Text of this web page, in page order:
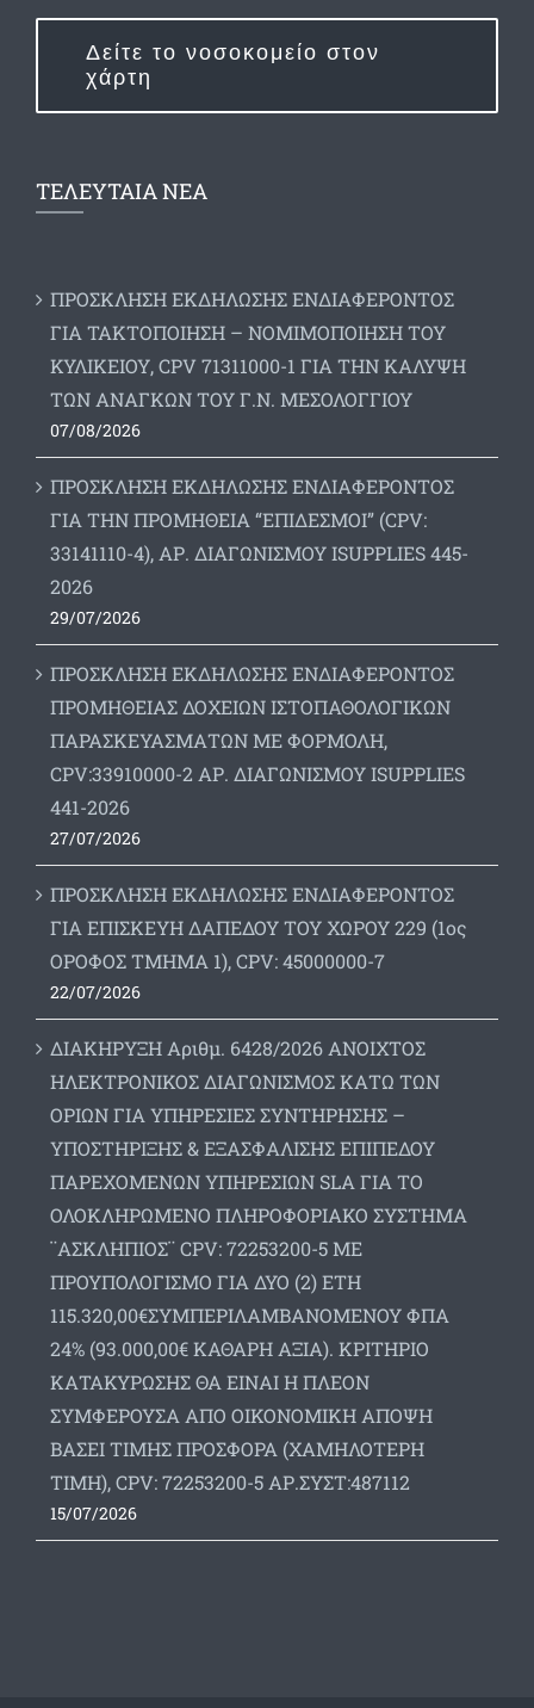
Δείτε το νοσοκομείο στον
χάρτη
ΤΕΛΕΥΤΑΙΑ ΝΕΑ
ΠΡΟΣΚΛΗΣΗ ΕΚΔΗΛΩΣΗΣ ΕΝΔΙΑΦΕΡΟΝΤΟΣ
ΓΙΑ ΤΑΚΤΟΠΟΙΗΣΗ – ΝΟΜΙΜΟΠΟΙΗΣΗ ΤΟΥ
ΚΥΛΙΚΕΙΟΥ, CPV 71311000-1 ΓΙΑ ΤΗΝ ΚΑΛΥΨΗ
ΤΩΝ ΑΝΑΓΚΩΝ ΤΟΥ Γ.Ν. ΜΕΣΟΛΟΓΓΙΟΥ
07/08/2026
ΠΡΟΣΚΛΗΣΗ ΕΚΔΗΛΩΣΗΣ ΕΝΔΙΑΦΕΡΟΝΤΟΣ
ΓΙΑ ΤΗΝ ΠΡΟΜΗΘΕΙΑ “ΕΠΙΔΕΣΜΟΙ” (CPV:
33141110-4), ΑΡ. ΔΙΑΓΩΝΙΣΜΟΥ ISUPPLIES 445-
2026
29/07/2026
ΠΡΟΣΚΛΗΣΗ ΕΚΔΗΛΩΣΗΣ ΕΝΔΙΑΦΕΡΟΝΤΟΣ
ΠΡΟΜΗΘΕΙΑΣ ΔΟΧΕΙΩΝ ΙΣΤΟΠΑΘΟΛΟΓΙΚΩΝ
ΠΑΡΑΣΚΕΥΑΣΜΑΤΩΝ ΜΕ ΦΟΡΜΟΛΗ,
CPV:33910000-2 ΑΡ. ΔΙΑΓΩΝΙΣΜΟΥ ΙSUPPLIES
441-2026
27/07/2026
ΠΡΟΣΚΛΗΣΗ ΕΚΔΗΛΩΣΗΣ ΕΝΔΙΑΦΕΡΟΝΤΟΣ
ΓΙΑ ΕΠΙΣΚΕΥΗ ΔΑΠΕΔΟΥ ΤΟΥ ΧΩΡΟΥ 229 (1ος
ΟΡΟΦΟΣ ΤΜΗΜΑ 1), CPV: 45000000-7
22/07/2026
ΔΙΑΚΗΡΥΞΗ Αριθμ. 6428/2026 ΑΝΟΙΧΤΟΣ
ΗΛΕΚΤΡΟΝΙΚΟΣ ΔΙΑΓΩΝΙΣΜΟΣ ΚΑΤΩ ΤΩΝ
ΟΡΙΩΝ ΓΙΑ ΥΠΗΡΕΣΙΕΣ ΣΥΝΤΗΡΗΣΗΣ –
ΥΠΟΣΤΗΡΙΞΗΣ & ΕΞΑΣΦΑΛΙΣΗΣ ΕΠΙΠΕΔΟΥ
ΠΑΡΕΧΟΜΕΝΩΝ ΥΠΗΡΕΣΙΩΝ SLA ΓΙΑ ΤΟ
ΟΛΟΚΛΗΡΩΜΕΝΟ ΠΛΗΡΟΦΟΡΙΑΚΟ ΣΥΣΤΗΜΑ
¨ΑΣΚΛΗΠΙΟΣ¨ CPV: 72253200-5 ΜΕ
ΠΡΟΥΠΟΛΟΓΙΣΜΟ ΓΙΑ ΔΥΟ (2) ΕΤΗ
115.320,00€ΣΥΜΠΕΡΙΛΑΜΒΑΝΟΜΕΝΟΥ ΦΠΑ
24% (93.000,00€ ΚΑΘΑΡΗ ΑΞΙΑ). ΚΡΙΤΗΡΙΟ
ΚΑΤΑΚΥΡΩΣΗΣ ΘΑ ΕΙΝΑΙ Η ΠΛΕΟΝ
ΣΥΜΦΕΡΟΥΣΑ ΑΠΟ ΟΙΚΟΝΟΜΙΚΗ ΑΠΟΨΗ
ΒΑΣΕΙ ΤΙΜΗΣ ΠΡΟΣΦΟΡΑ (ΧΑΜΗΛΟΤΕΡΗ
ΤΙΜΗ), CPV: 72253200-5 ΑΡ.ΣΥΣΤ:487112
15/07/2026